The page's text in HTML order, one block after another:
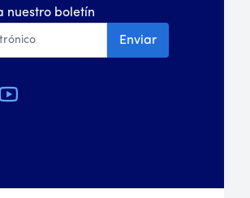
nuestro boletín
Enviar